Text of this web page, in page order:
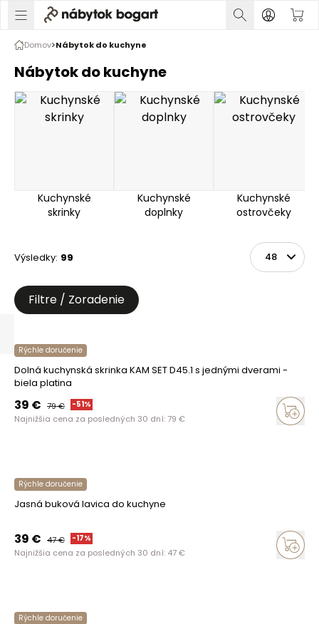
Domov Nábytok do kuchyne
Nábytok do kuchyne
Kuchynské
skrinky
Kuchynské
doplnky
Kuchynské
ostrovčeky
Zoradiť
Výsledky: 99 Na stránke
Filtre / Zoradenie
Rýchle doručenie
Dolná kuchynská skrinka KAM SET D45.1 s jednými dverami -
biela platina
39 € 79€ -51%
Najnižšia cena za posledných 30 dní: 79 €
Rýchle doručenie
Jasná buková lavica do kuchyne
39 € 47€ -17%
Najnižšia cena za posledných 30 dní: 47€
Rýchle doručenie